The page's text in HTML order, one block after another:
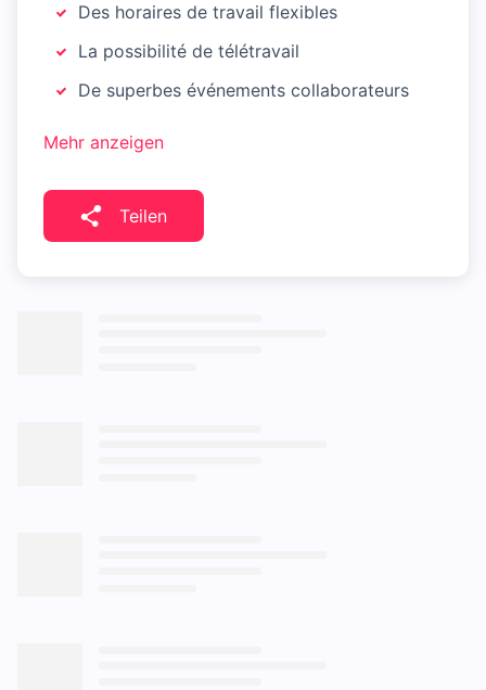
Des horaires de travail flexibles
La possibilité de télétravail
De superbes événements collaborateurs
Mehr anzeigen
Teilen